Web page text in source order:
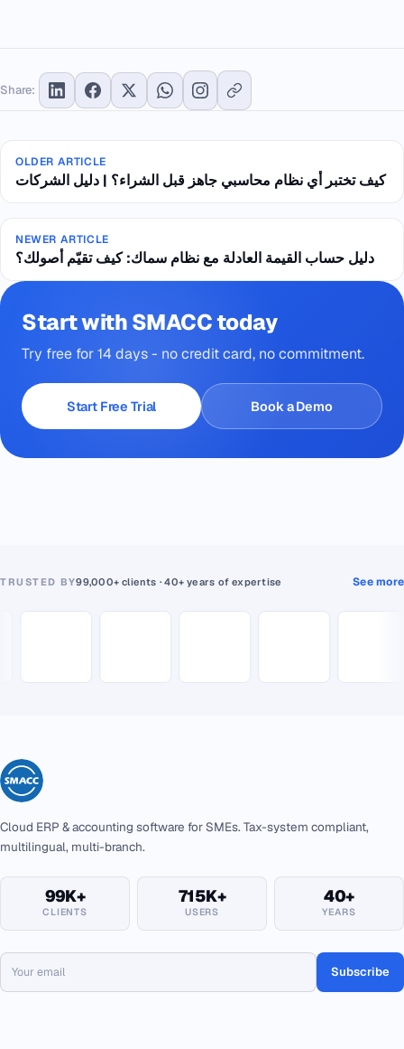
Share:
OLDER ARTICLE
كيف تختبر أي نظام محاسبي جاهز قبل الشراء؟ | دليل الشركات
NEWER ARTICLE
دليل حساب القيمة العادلة مع نظام سماك: كيف تقيّم أصولك؟
Start with SMACC today
Try free for 14 days - no credit card, no commitment.
Start Free Trial Book a Demo
TRUSTED BY99,000+ clients · 40+ years of expertise See more
Cloud ERP & accounting software for SMEs. Tax-system compliant,
multilingual, multi-branch.
99K+
CLIENTS
715K+
USERS
40+
YEARS
Subscribe